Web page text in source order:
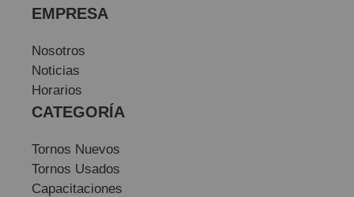
EMPRESA
Nosotros
Noticias
Horarios
CATEGORÍA
Tornos Nuevos
Tornos Usados
Capacitaciones